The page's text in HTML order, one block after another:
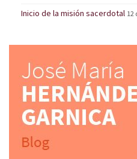
Inicio de la misión sacerdotal 12